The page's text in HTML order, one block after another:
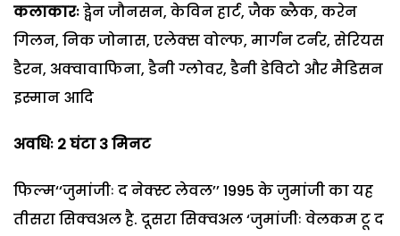
कलाकारःड्वेन जौनसन, केविन हार्ट, जैक ब्लैक, करेन
गिलन, निक जोनास, एलेक्स वोल्फ, मार्गन टर्नर, सेरियस
डैरन, अक्वावाफिना, डैनी ग्लोवर, डैनी डेविटो और मैडिसन
इस्मान आदि
अवधिः 2घंटा 3मिनट
फिल्म‘‘जुमांजीः द नेक्स्ट लेवल’’ 1995 के जुमांजी का यह
तीसरा सिक्वअल है. दूसरा सिक्वअल ‘जुमांजीः वेलकम टू द